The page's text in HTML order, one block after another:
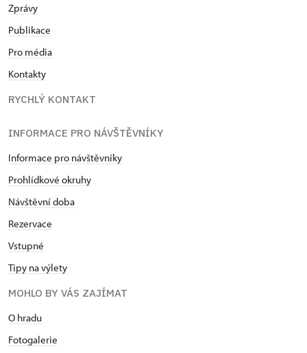
Zprávy
Publikace
Pro média
Kontakty
RYCHLÝ KONTAKT
INFORMACE PRO NÁVŠTĚVNÍKY
Informace pro návštěvníky
Prohlídkové okruhy
Návštěvní doba
Rezervace
Vstupné
Tipy na výlety
MOHLO BY VÁS ZAJÍMAT
O hradu
Fotogalerie